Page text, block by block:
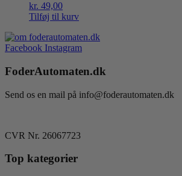
kr. 49,00
Tilføj til kurv
Facebook Instagram
FoderAutomaten.dk
Send os en mail på info@foderautomaten.dk
CVR Nr. 26067723
Top kategorier